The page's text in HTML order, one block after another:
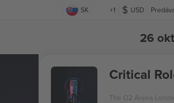
SK +1 USD
26
Critical
The O2 Arena